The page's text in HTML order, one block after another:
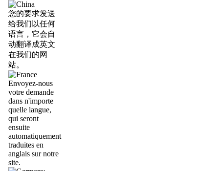
您的要求发送
给我们以任何
语言，它会自
动翻译成英文
在我们的网
站。
Envoyez-nous
votre demande
dans n'importe
quelle langue,
qui seront
ensuite
automatiquement
traduites en
anglais sur notre
site.